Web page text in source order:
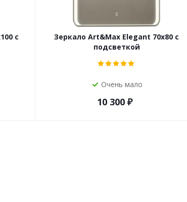
с
Зеркало Art&Max Elegant 70х80 с
подсветкой
Очень мало
10 300 ₽